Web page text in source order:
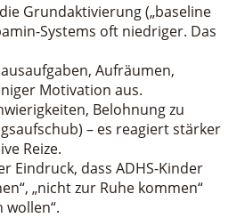
Grundaktivierung („baseline
Systems oft niedriger. Das
Aufräumen,
Motivation aus.
Belohnung zu
– es reagiert stärker
Reize.
Eindruck, dass ADHS-Kinder
„nicht zur Ruhe kommen“
wollen“.